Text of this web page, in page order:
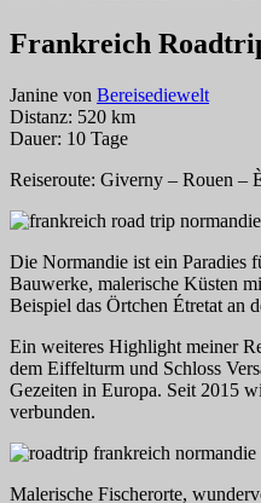
Frankreich
Janine von Bereisediewelt
Distanz: 520 km
Dauer: 10 Tage
Reiseroute: Giverny – Rouen –
Die Normandie ist ein Paradies
Bauwerke, malerische Küsten
Beispiel das Örtchen Étretat an
Ein weiteres Highlight meiner
dem Eiffelturm und Schloss
Gezeiten in Europa. Seit 2015
verbunden.
Malerische Fischerorte,